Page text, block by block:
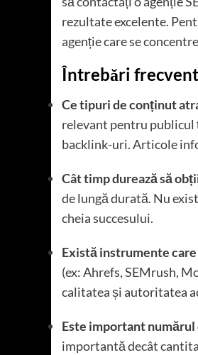
rezultate excelente.
agenție care se
Întrebări
Ce tipuri de conținut
relevant pentru publicul
backlink-uri. Articole
Cât timp durează să
de lungă durată. Nu
cheia succesului.
Există instrumente
(ex: Ahrefs, SEMrush,
calitatea și autoritatea
Este important
importantă decât